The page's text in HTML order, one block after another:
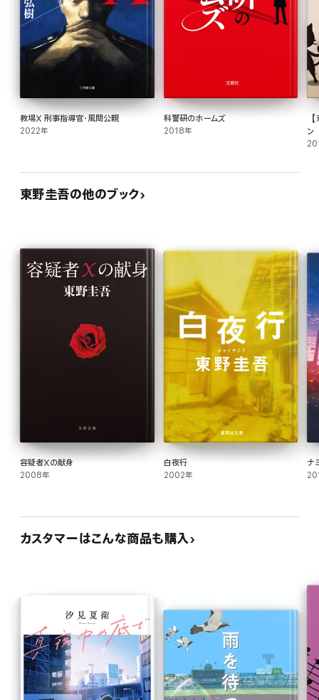
教場X 刑事指導官・風間公親
2022年
科警研のホームズ
2018年
ン
東野圭吾の他のブック
容疑者Xの献身
2008年
白夜行
2002年
ナ
カスタマーはこんな商品も購入